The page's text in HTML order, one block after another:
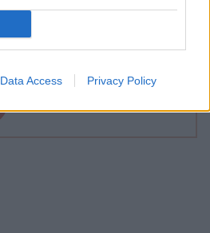
Data Access Privacy Policy